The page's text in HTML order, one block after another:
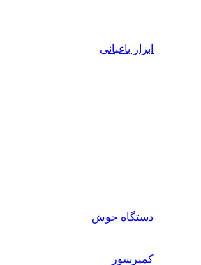
ابزار باغبانی
دستگاه جوش
کمپرسور